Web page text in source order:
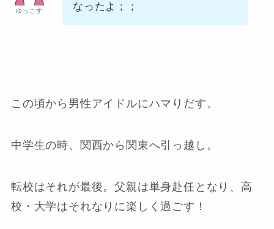
ゆっこす
なったよ；；
この頃から男性アイドルにハマりだす。
中学生の時、関西から関東へ引っ越し。
転校はそれが最後。父親は単身赴任となり、高
校・大学はそれなりに楽しく過ごす！